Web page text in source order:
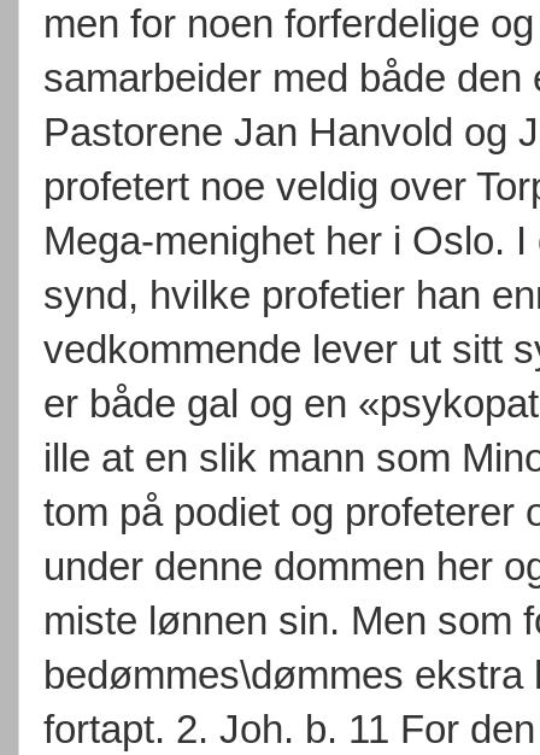
men for noen forferdelige
samarbeider med både
Pastorene Jan Hanvold og
profetert noe veldig over
Mega-menighet her i Oslo.
synd, hvilke profetier han
vedkommende lever ut sitt
er både gal og en
ille at en slik mann som
tom på podiet og profeterer
under denne dommen her
miste lønnen sin. Men som
bedømmes\dømmes
fortapt. 2. Joh. b. 11 For